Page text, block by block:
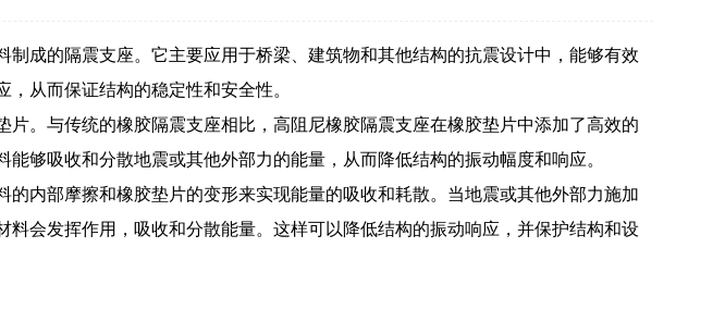
成的隔震支座。它主要应用于桥梁、建筑物和其他结构的抗震设计中，能够有效
从而保证结构的稳定性和安全性。
。与传统的橡胶隔震支座相比，高阻尼橡胶隔震支座在橡胶垫片中添加了高效的
够吸收和分散地震或其他外部力的能量，从而降低结构的振动幅度和响应。
内部摩擦和橡胶垫片的变形来实现能量的吸收和耗散。当地震或其他外部力施加
会发挥作用，吸收和分散能量。这样可以降低结构的振动响应，并保护结构和设